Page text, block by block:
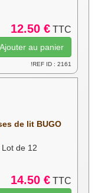
12.50 € TTC
!REF ID : 2161
de lit BUGO
de 12
14.50 € TTC